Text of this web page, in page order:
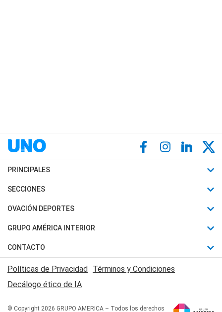
PRINCIPALES
Últimas Noticias
Política
Judiciales
Economia
SECCIONES
Horóscopo
Motores
Trucos caseros
Series y Películas
Edictos y Solicitadas
OVACIÓN DEPORTES
Fútbol
Mundial
Automovilismo
Rugby
Básquet
GRUPO AMÉRICA INTERIOR
Canal 7 en Vivo
CONTACTO
Acerca de Nosotros
Contactanos
Políticas de Privacidad Términos y Condiciones
Decálogo ético de IA
© Copyright 2026 GRUPO AMERICA – Todos los derechos